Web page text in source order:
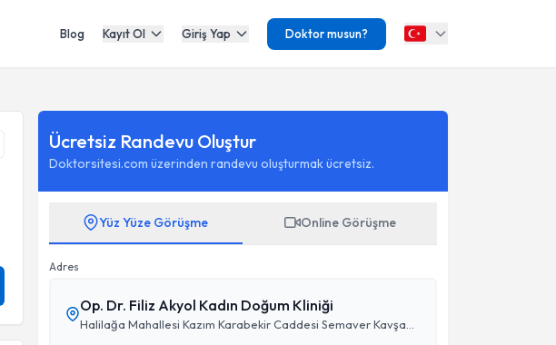
Blog Kayıt Ol Giriş Yap Doktor musun?
Ücretsiz Randevu Oluştur
Doktorsitesi.com üzerinden randevu oluşturmak ücretsiz.
Yüz Yüze Görüşme Online Görüşme
Adres
Op. Dr. Filiz Akyol Kadın Doğum Kliniği